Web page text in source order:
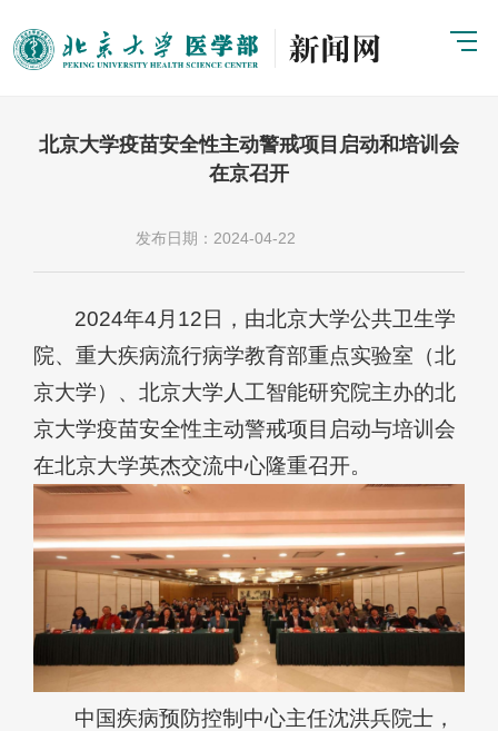
北京大学疫苗安全性主动警戒项目启动和培训会
在京召开
发布日期：2024-04-22
2024年4月12日，由北京大学公共卫生学
院、重大疾病流行病学教育部重点实验室（北
京大学）、北京大学人工智能研究院主办的北
京大学疫苗安全性主动警戒项目启动与培训会
在北京大学英杰交流中心隆重召开。
中国疾病预防控制中心主任沈洪兵院士，